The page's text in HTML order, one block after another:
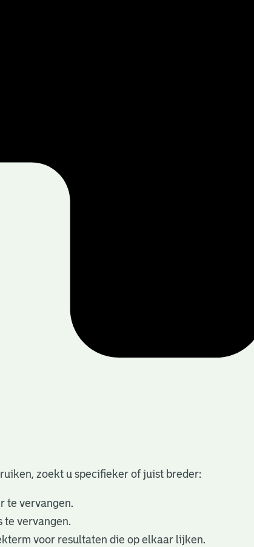
zoekt u specifieker of juist breder:
te vervangen.
te vervangen.
voor resultaten die op elkaar lijken.